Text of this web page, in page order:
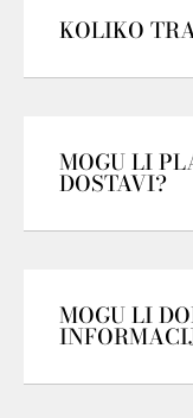
KOLIKO
MOGU LI
DOSTAVI?
MOGU LI